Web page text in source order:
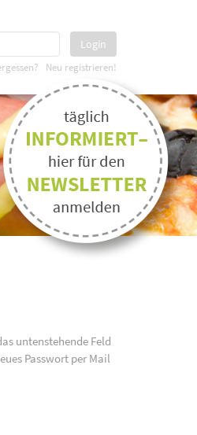
Login
Neu registrieren!
untenstehende Feld
Passwort per Mail